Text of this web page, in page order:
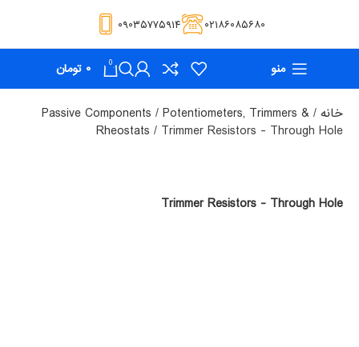
۰۲۱۸۶۰۸۵۶۸۰ ۰۹۰۳۵۷۷۵۹۱۴
منو 0 ۰ تومان
خانه Passive Components
Potentiometers, Trimmers &
Rheostats
Trimmer Resistors - Through Hole
Trimmer Resistors - Through Hole